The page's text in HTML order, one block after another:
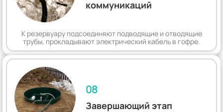
коммуникаций
К резервуару подсоединяют подводящие и отводящие
трубы, прокладывают электрический кабель в гофре.
08
Завершающий этап